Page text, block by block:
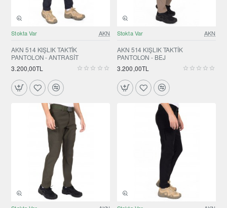
Stokta Var AKN
AKN 514 KIŞLIK TAKTİK
PANTOLON - ANTRASİT
3.200,00TL
Stokta Var AKN
AKN 514 KIŞLIK TAKTİK
PANTOLON - BEJ
3.200,00TL